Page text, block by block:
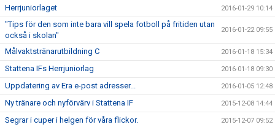
Herrjuniorlaget 2016-01-29 10:14
"Tips för den som inte bara vill spela fotboll på fritiden utan
också i skolan"
2016-01-22 09:55
Målvaktstränarutbildning C 2016-01-18 15:34
Stattena IFs Herrjuniorlag 2016-01-18 09:30
Uppdatering av Era e-post adresser... 2016-01-05 12:48
Ny tränare och nyförvärv i Stattena IF 2015-12-08 14:44
Segrar i cuper i helgen för våra flickor. 2015-12-07 09:52